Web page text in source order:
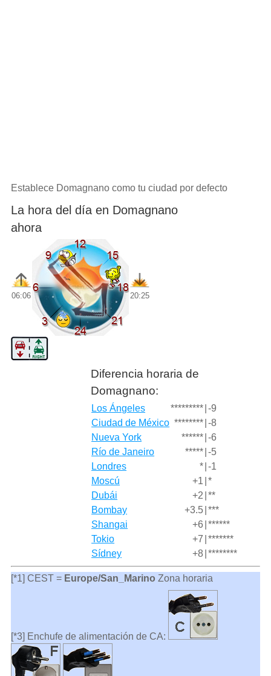
Establece Domagnano como tu ciudad por defecto
La hora del día en Domagnano
ahora
06:06 20:25
Diferencia horaria de
Domagnano:
Los Ángeles ********* -9
Ciudad de México ******** -8
Nueva York
****** -6
Río de Janeiro
***** -5
Londres
* -1
Moscú
+1 *
Dubái
+2 **
Bombay
+3.5 ***
Shangai
+6 ******
Tokio
+7 *******
Sídney
+8 ********
[*1] CEST = Europe/San_Marino Zona horaria
[*3] Enchufe de alimentación de CA: